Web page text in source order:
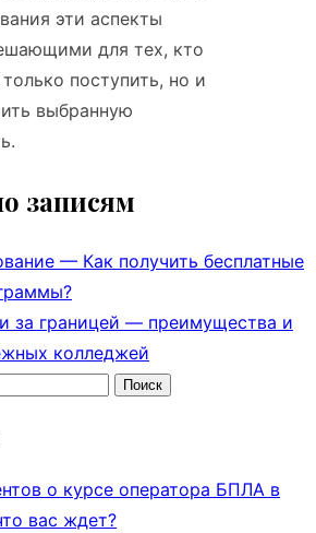
эти аспекты
для тех, кто
поступить, но и
выбранную
записям
— Как получить бесплатные
за границей — преимущества и
колледжей
Поиск
о курсе оператора БПЛА в
вас ждет?